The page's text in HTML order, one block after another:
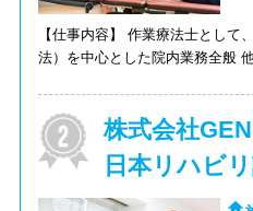
【仕事内容】 作業療法士として
法）を中心とした院内業務全般
株式会社
日本リハビ
ョン